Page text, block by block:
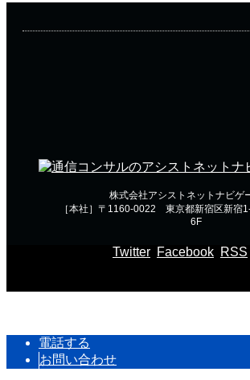
株式会社アシストネットナビゲ
［本社］〒1160-0022 東京都新宿区新
6F
Twitter Facebook RSS
電話する
お問い合わせ